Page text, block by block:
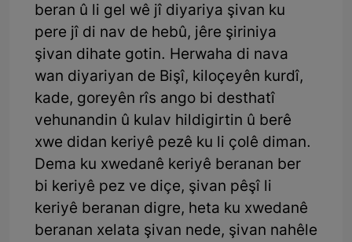
beran û li gel wê jî diyariya şivan ku
pere jî di nav de hebû, jêre şiriniya
şivan dihate gotin. Herwaha di nava
wan diyariyan de Bişî, kiloçeyên kurdî,
kade, goreyên rîs ango bi desthatî
vehunandin û kulav hildigirtin û berê
xwe didan keriyê pezê ku li çolê diman.
Dema ku xwedanê keriyê beranan ber
bi keriyê pez ve diçe, şivan pêşî li
keriyê beranan digre, heta ku xwedanê
beranan xelata şivan nede, şivan nahêle